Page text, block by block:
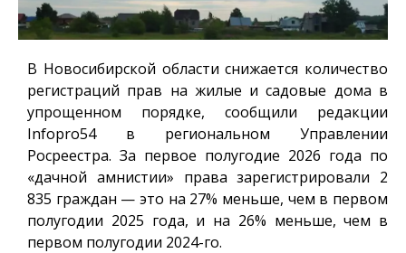
В Новосибирской области снижается количество
регистраций прав на жилые и садовые дома в
упрощенном порядке, сообщили редакции
Infopro54в региональном Управлении
Росреестра. За первое полугодие 2026 года по
«дачной амнистии» права зарегистрировали 2
835 граждан — это на 27% меньше, чем в первом
полугодии 2025 года, и на 26% меньше, чем в
первом полугодии 2024-го.